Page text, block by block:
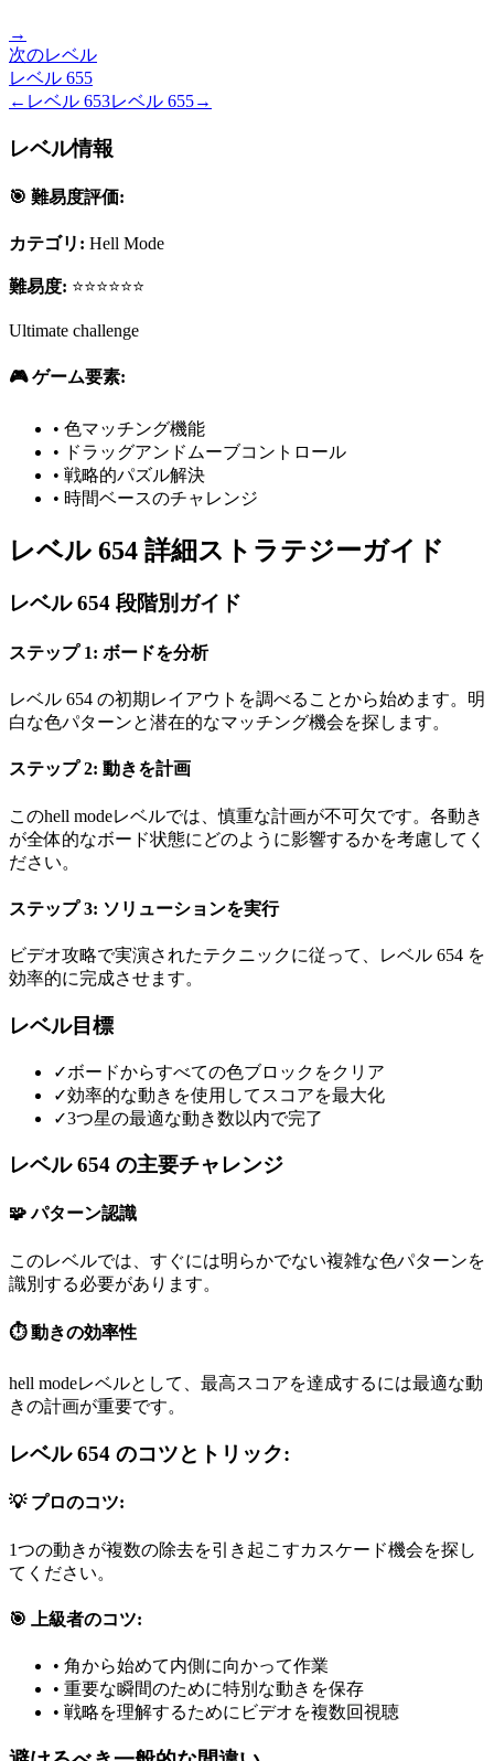
→
次のレベル
レベル 655
← レベル 653レベル 655→
レベル情報
🎯 難易度評価:
カテゴリ: Hell Mode
難易度: ⭐⭐⭐⭐⭐⭐
Ultimate challenge
🎮 ゲーム要素:
• 色マッチング機能
• ドラッグアンドムーブコントロール
• 戦略的パズル解決
• 時間ベースのチャレンジ
レベル 654 詳細ストラテジーガイド
レベル 654 段階別ガイド
ステップ 1: ボードを分析
レベル 654 の初期レイアウトを調べることから始めます。明
白な色パターンと潜在的なマッチング機会を探します。
ステップ 2: 動きを計画
このhell modeレベルでは、慎重な計画が不可欠です。各動き
が全体的なボード状態にどのように影響するかを考慮してく
ださい。
ステップ 3: ソリューションを実行
ビデオ攻略で実演されたテクニックに従って、レベル 654 を
効率的に完成させます。
レベル目標
✓ボードからすべての色ブロックをクリア
✓効率的な動きを使用してスコアを最大化
✓3つ星の最適な動き数以内で完了
レベル 654 の主要チャレンジ
🧩 パターン認識
このレベルでは、すぐには明らかでない複雑な色パターンを
識別する必要があります。
⏱️ 動きの効率性
hell modeレベルとして、最高スコアを達成するには最適な動
きの計画が重要です。
レベル 654 のコツとトリック:
💡 プロのコツ:
1つの動きが複数の除去を引き起こすカスケード機会を探し
てください。
🎯 上級者のコツ:
• 角から始めて内側に向かって作業
• 重要な瞬間のために特別な動きを保存
• 戦略を理解するためにビデオを複数回視聴